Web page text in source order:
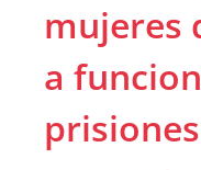
mujeres
a